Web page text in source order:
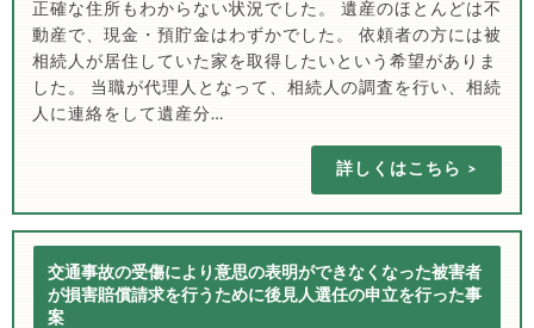
正確な住所もわからない状況でした。 遺産のほとんどは不
動産で、現金・預貯金はわずかでした。 依頼者の方には被
相続人が居住していた家を取得したいという希望がありま
した。 当職が代理人となって、相続人の調査を行い、相続
人に連絡をして遺産分…
詳しくはこちら
交通事故の受傷により意思の表明ができなくなった被害者
が損害賠償請求を行うために後見人選任の申立を行った事
案